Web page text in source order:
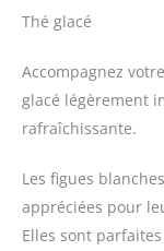
Thé glacé
Accompagnez
glacé légèrement
rafraîchissante.
Les figues
appréciées pour
Elles sont